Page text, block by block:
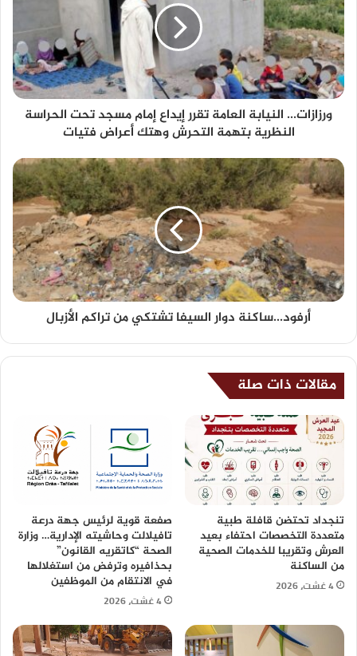
ورزازات... النيابة العامة تقرر إيداع إمام مسجد تحت الحراسة
النظرية بتهمة التحرش وهتك أعراض فتيات
أرفود...ساكنة دوار السيفا تشتكي من تراكم الأزبال
مقالات ذات صلة
تنجداد تحتضن قافلة طبية
متعددة التخصصات احتفاء بعيد
العرش وتقريبا للخدمات الصحية
من الساكنة
4 غشت، 2026
صفعة قوية لرئيس جهة درعة
تافيلالت وحاشيته الإدارية… وزارة
الصحة “كاتقريه القانون”
بحذافيره وترفض من استغلالها
في الانتقام من الموظفين
4 غشت، 2026